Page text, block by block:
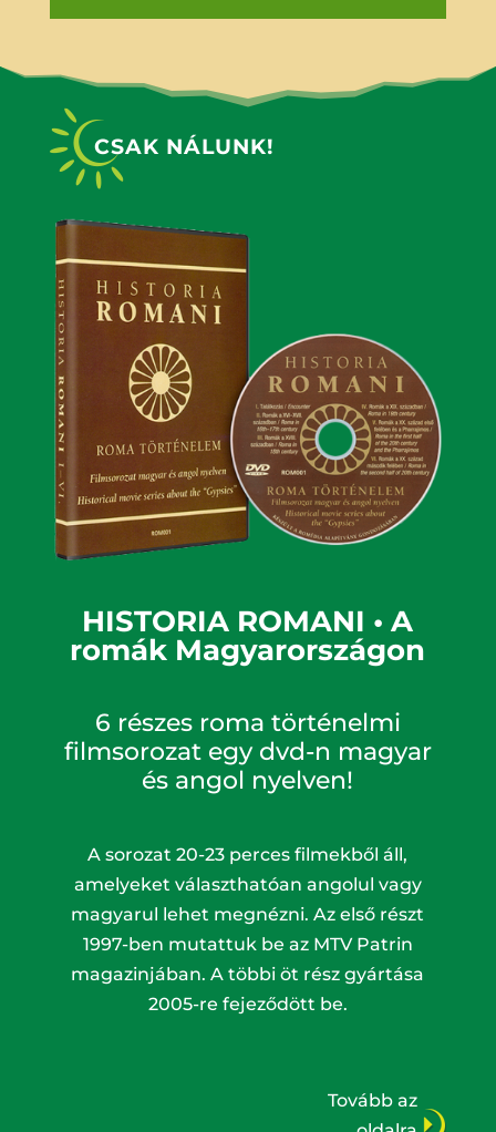
CSAK NÁLUNK!
HISTORIA ROMANI • A
romák Magyarországon
6 részes roma történelmi
filmsorozat egy dvd-n magyar
és angol nyelven!
A sorozat 20-23 perces filmekből áll,
amelyeket választhatóan angolul vagy
magyarul lehet megnézni. Az első részt
1997-ben mutattuk be az MTV Patrin
magazinjában. A többi öt rész gyártása
2005-re fejeződött be.
Tovább az